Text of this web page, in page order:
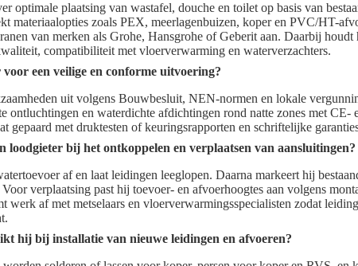
optimale plaatsing van wastafel, douche en toilet op basis van
materiaalopties zoals PEX, meerlagenbuizen, koper en PVC/HT-
van merken als Grohe, Hansgrohe of Geberit aan. Daarbij
compatibiliteit met vloerverwarming en waterverzachters.
een veilige en conforme uitvoering?
uit volgens Bouwbesluit, NEN-normen en lokale
ontluchtingen en waterdichte afdichtingen rond natte zones met
gepaard met druktesten of keuringsrapporten en schriftelijke
loodgieter bij het ontkoppelen en verplaatsen van aansluitingen?
af en laat leidingen leeglopen. Daarna markeert hij
verplaatsing past hij toevoer- en afvoerhoogtes aan volgens
werk af met metselaars en vloerverwarmingsspecialisten zodat
hij bij installatie van nieuwe leidingen en afvoeren?